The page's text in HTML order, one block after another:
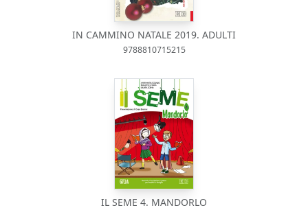
IN CAMMINO NATALE 2019. ADULTI
9788810715215
IL SEME 4. MANDORLO